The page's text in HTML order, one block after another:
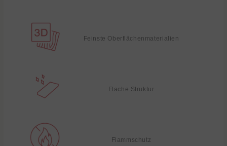
Feinste Oberflächenmaterialien
Flache Struktur
Flammschutz